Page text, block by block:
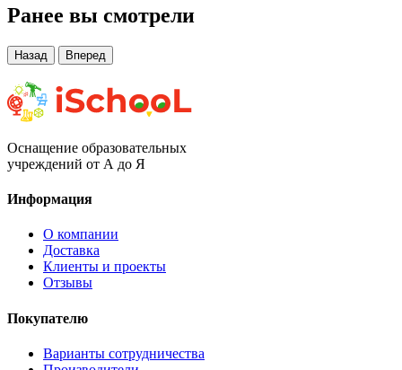
Ранее вы смотрели
Назад Вперед
Оснащение образовательных
учреждений от А до Я
Информация
О компании
Доставка
Клиенты и проекты
Отзывы
Покупателю
Варианты сотрудничества